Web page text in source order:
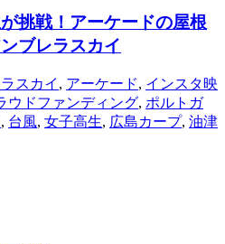
挑戦！アーケードの屋根
ブレラスカイ
スカイ , アーケード, インスタ映
ウドファンディング, ポルトガ
, 台風, 女子高生, 広島カープ, 油津